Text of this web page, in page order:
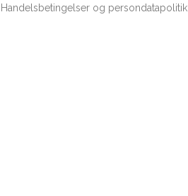
Handelsbetingelser og persondatapolitik